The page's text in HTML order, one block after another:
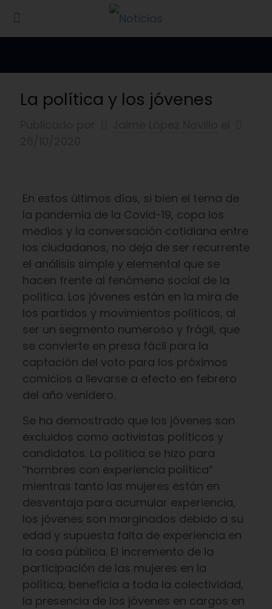
La política y los jóvenes
En estos últimos días, si bien el tema de
la pandemia de la Covid-19, copa los
medios y la conversación cotidiana entre
los ciudadanos, no deja de ser recurrente
el análisis simple y elemental que se
hacen frente al fenómeno social de la
política. Los jóvenes están en la mira de
los partidos y movimientos políticos, al
ser un segmento numeroso y frágil, que
se convierte en presa fácil para la
captación del voto para los próximos
comicios a llevarse a efecto en febrero
del año venidero.
Se ha demostrado que los jóvenes son
excluidos como activistas políticos y
candidatos. La política se hizo para
“hombres con experiencia política”
mientras tanto las mujeres están en
desventaja para acumular experiencia,
los jóvenes son marginados debido a su
edad y supuesta falta de experiencia en
la cosa pública. El incremento de la
participación de las mujeres en la
política, beneficia a toda la colectividad,
la presencia de los jóvenes en cargos en